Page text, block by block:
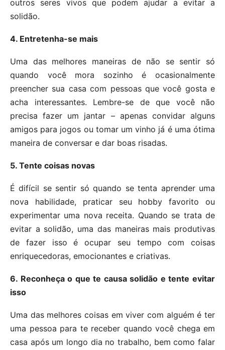
outros seres vivos que podem ajudar a evitar a
solidão.
4. Entretenha-se mais
Uma das melhores maneiras de não se sentir só
quando você mora sozinho é ocasionalmente
preencher sua casa com pessoas que você gosta e
acha interessantes. Lembre-se de que você não
precisa fazer um jantar – apenas convidar alguns
amigos para jogos ou tomar um vinho já é uma ótima
maneira de conversar e dar boas risadas.
5. Tente coisas novas
É difícil se sentir só quando se tenta aprender uma
nova habilidade, praticar seu hobby favorito ou
experimentar uma nova receita. Quando se trata de
evitar a solidão, uma das maneiras mais produtivas
de fazer isso é ocupar seu tempo com coisas
enriquecedoras, emocionantes e criativas.
6. Reconheça o que te causa solidão e tente evitar
isso
Uma das melhores coisas em viver com alguém é ter
uma pessoa para te receber quando você chega em
casa após um longo dia no trabalho, bem como falar